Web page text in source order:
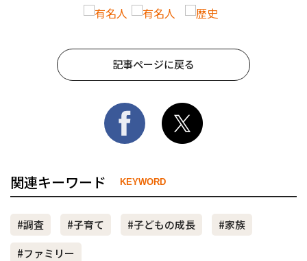
記事ページに戻る
関連キーワード KEYWORD
#調査 #子育て #子どもの成長
#家族
#ファミリー